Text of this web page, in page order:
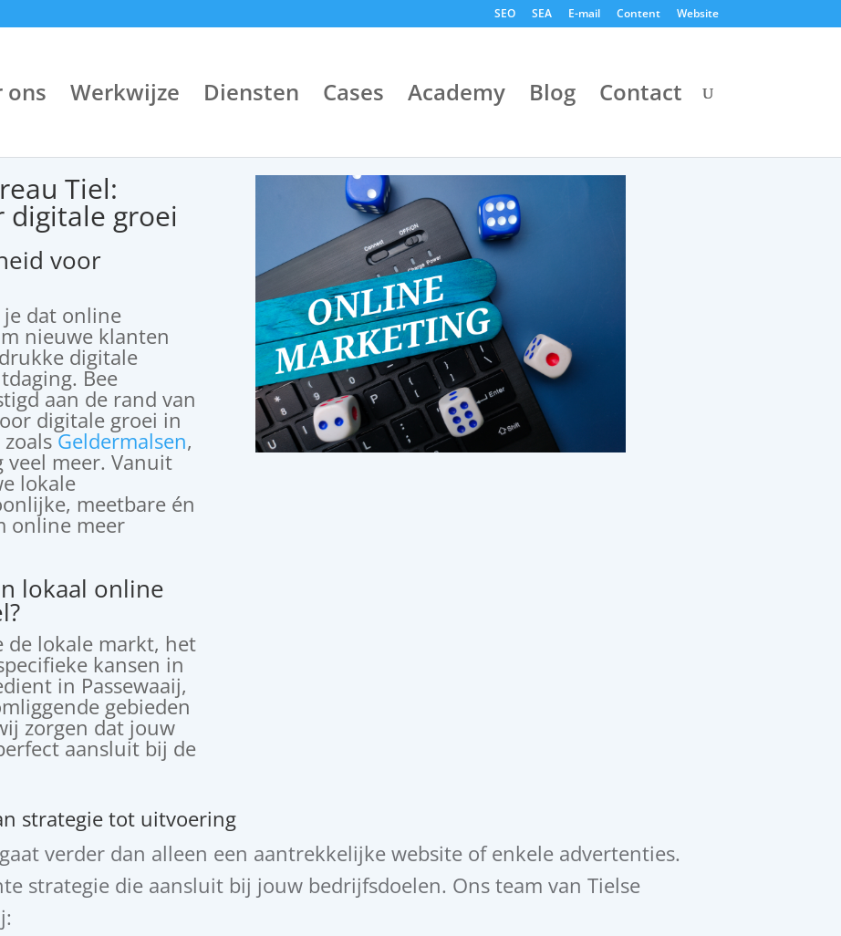
SEO SEA E-mail Content Website
ons Werkwijze Diensten Cases Academy Blog Contact
Tiel:
digitale groei
voor
dat online
nieuwe klanten
digitale
Bee
aan de rand van
digitale groei in
zoalsGeldermalsen,
veel meer. Vanuit
lokale
meetbare én
online meer
lokaal online
de lokale markt, het
kansen in
in Passewaaij,
gebieden
zorgen dat jouw
aansluit bij de
strategie tot uitvoering
verder dan alleen een aantrekkelijke website of enkele advertenties.
strategie die aansluit bij jouw bedrijfsdoelen. Ons team van Tielse